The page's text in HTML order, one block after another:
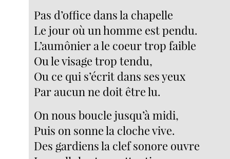
Pas d’office dans la chapelle
Le jour où un homme est pendu.
L’aumônier a le coeur trop faible
Ou le visage trop tendu,
Ou ce qui s’écrit dans ses yeux
Par aucun ne doit être lu.
On nous boucle jusqu’à midi,
Puis on sonne la cloche vive.
Des gardiens la clef sonore ouvre